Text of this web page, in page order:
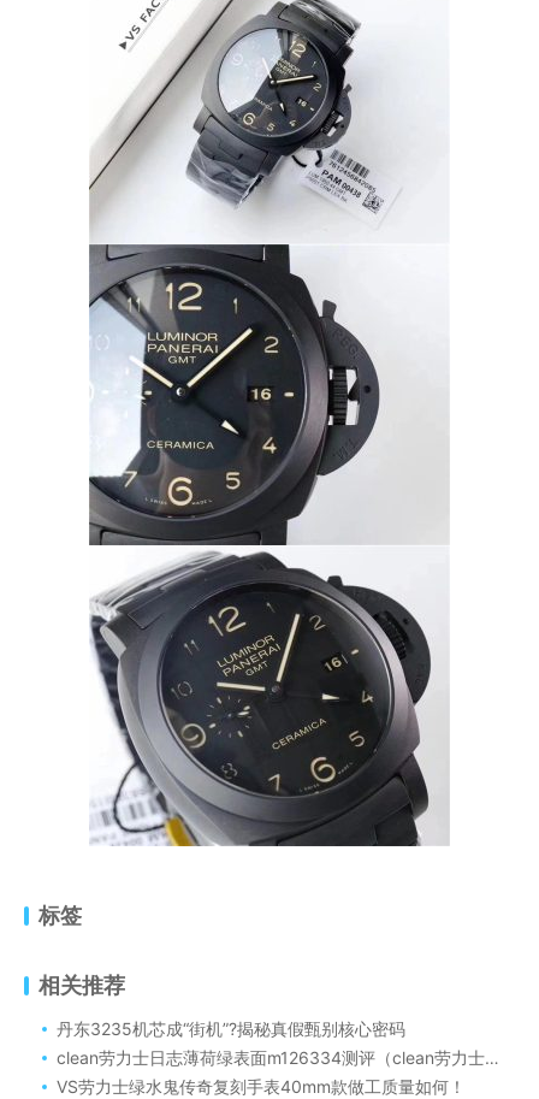
标签
相关推荐
丹东3235机芯成“街机”?揭秘真假甄别核心密码
clean劳力士日志薄荷绿表面m126334测评（clean劳力士日志薄荷绿表面m126334做工细节怎么样）
VS劳力士绿水鬼传奇复刻手表40mm款做工质量如何！